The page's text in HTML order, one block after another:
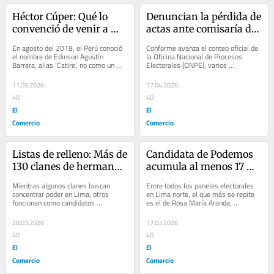
Héctor Cúper: Qué lo
convenció de venir a
dos veces finalista de
Champions League
En agosto del 2018, el Perú conoció
el nombre de Edinson Agustín
Barrera, alias ‘Catire’, no como un
delincuente común, sino como la
primera...
11.05.2026
40
El
Comercio
Denuncian la pérdida de
actas ante comisaría de
del nuevo incidente
Conforme avanza el conteo oficial de
la Oficina Nacional de Procesos
Electorales (ONPE), varios
ciudadanos vienen alertando una
serie de...
17.04.2026
40
El
Comercio
Listas de relleno: Más de
130 clanes de hermanos
para el Congreso
Mientras algunos clanes buscan
concentrar poder en Lima, otros
funcionan como candidatos
registrados en los...
28.03.2026
40
El
Comercio
Candidata de Podemos
acumula al menos 17
250 mil
Entre todos los paneles electorales
en Lima norte, el que más se repite
es el de Rosa María Aranda,
candidata a diputada con el 2 de
Podemos, el...
17.03.2026
40
El
Comercio